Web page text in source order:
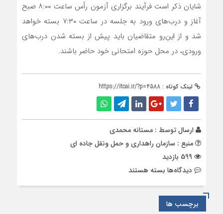
شایان ذکر است فرآیند برگزاری آزمون رأس ساعت ۸:۰۰ صبح
آغاز و درب‌های ورود به جلسه در ساعت ۷:۳۰ بسته خواهد
شد و از این‌رو متقاضیان باید پیش از بسته شدن درب‌های
ورودی، در محل حوزه امتحانی خود حاضر باشند.
لینک کوتاه : https://itcai.ir/?p=4588
ارسال توسط : مستانه محمدی
منبع : سازمان راهداری و حمل ونقل جاده ای
دیدگاه‌ها برای
بسته هستند
برچسب ها